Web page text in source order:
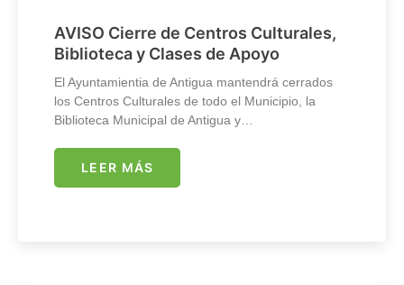
AVISO Cierre de Centros Culturales,
Biblioteca y Clases de Apoyo
El Ayuntamientia de Antigua mantendrá cerrados
los Centros Culturales de todo el Municipio, la
Biblioteca Municipal de Antigua y…
LEER MÁS